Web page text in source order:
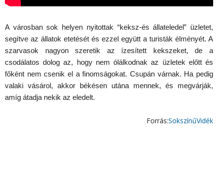
A városban sok helyen nyitottak “keksz-és állateledel” üzletet,
segítve az állatok etetését és ezzel együtt a turisták élményét. A
szarvasok nagyon szeretik az ízesített kekszeket, de a
csodálatos dolog az, hogy nem ólálkodnak az üzletek előtt és
főként nem csenik el a finomságokat. Csupán várnak. Ha pedig
valaki vásárol, akkor békésen utána mennek, és megvárják,
amíg átadja nekik az eledelt.
Forrás:SokszínűVidék